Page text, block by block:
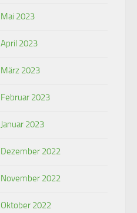
Mai 2023
April 2023
März 2023
Februar 2023
Januar 2023
Dezember 2022
November 2022
Oktober 2022